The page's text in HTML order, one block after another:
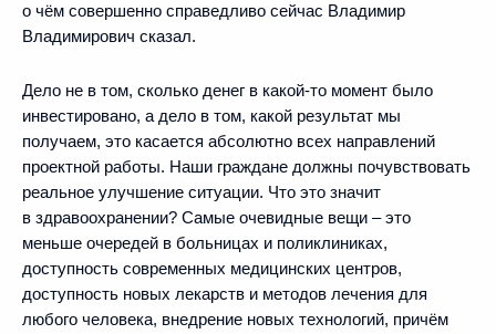
о чём совершенно справедливо сейчас Владимир
Владимирович сказал.
Дело не в том, сколько денег в какой‑то момент было
инвестировано, а дело в том, какой результат мы
получаем, это касается абсолютно всех направлений
проектной работы. Наши граждане должны почувствовать
реальное улучшение ситуации. Что это значит
в здравоохранении? Самые очевидные вещи – это
меньше очередей в больницах и поликлиниках,
доступность современных медицинских центров,
доступность новых лекарств и методов лечения для
любого человека, внедрение новых технологий, причём